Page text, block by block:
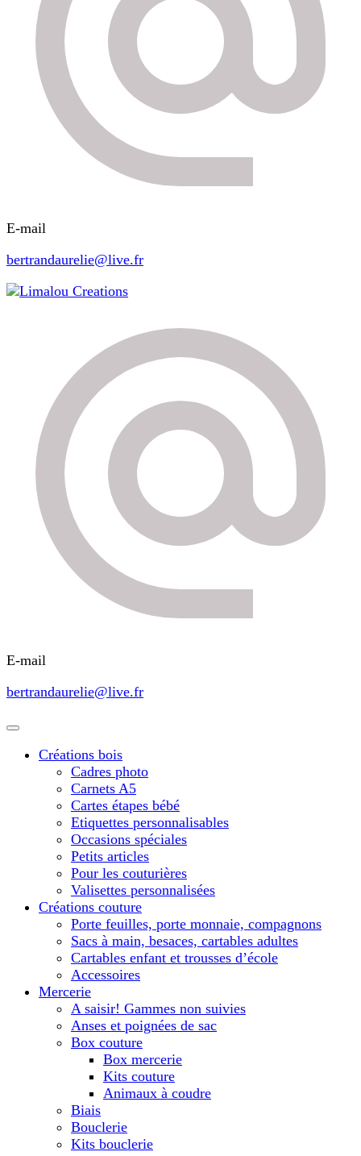
E-mail
bertrandaurelie@live.fr
Limalou Creations
E-mail
bertrandaurelie@live.fr
Créations bois
Cadres photo
Carnets A5
Cartes étapes bébé
Etiquettes personnalisables
Occasions spéciales
Petits articles
Pour les couturières
Valisettes personnalisées
Créations couture
Porte feuilles, porte monnaie, compagnons
Sacs à main, besaces, cartables adultes
Cartables enfant et trousses d’école
Accessoires
Mercerie
A saisir! Gammes non suivies
Anses et poignées de sac
Box couture
Box mercerie
Kits couture
Animaux à coudre
Biais
Bouclerie
Kits bouclerie